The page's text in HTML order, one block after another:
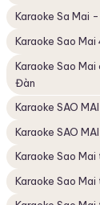
Karaoke Sa Mai
Karaoke Sao
Karaoke Sao
Đàn
Karaoke SAO
Karaoke SAO
Karaoke Sao
Karaoke Sao